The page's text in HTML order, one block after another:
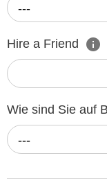
---
Hire a Friend
Wie sind Sie auf
---